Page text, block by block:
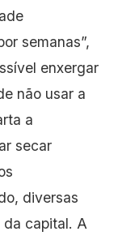
semanas”,
enxergar
não usar a
a
secar
diversas
da capital. A